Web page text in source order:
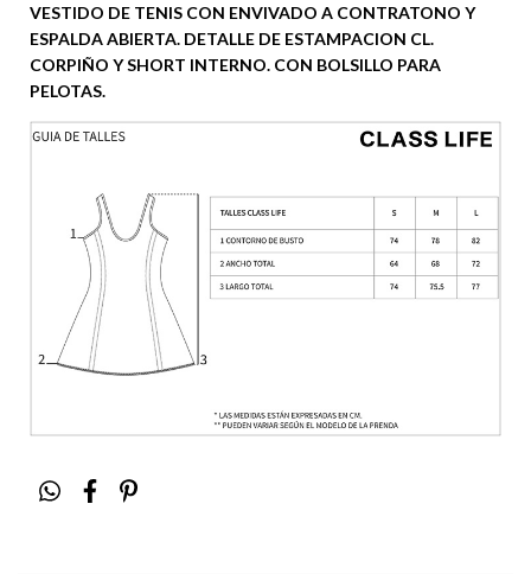
VESTIDO DE TENIS CON ENVIVADO A CONTRATONO Y
ESPALDA ABIERTA. DETALLE DE ESTAMPACION CL.
CORPIÑO Y SHORT INTERNO. CON BOLSILLO PARA
PELOTAS.